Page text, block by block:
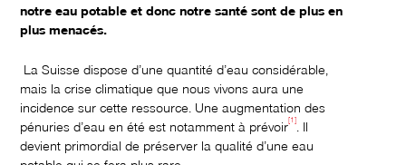
notre eau potable et donc notre santé sont de plus en
plus menacés.
La Suisse dispose d’une quantité d’eau considérable,
mais la crise climatique que nous vivons aura une
incidence sur cette ressource. Une augmentation des
pénuries d’eau en été est notamment à prévoir[1]
. Il
devient primordial de préserver la qualité d’une eau